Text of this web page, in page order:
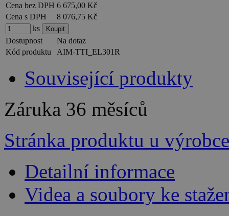
Cena bez DPH 6 675,00 Kč
Cena s DPH
8 076,75 Kč
ks
Dostupnost
Na dotaz
Kód produktu
AIM-TTI_EL301R
Související produkty
Záruka 36 měsíců
Stránka produktu u výrobce
Detailní informace
Videa a soubory ke